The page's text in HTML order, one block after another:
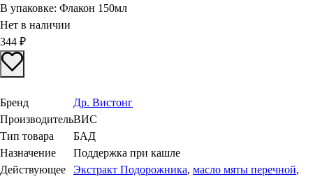
В упаковке: Флакон 150мл
Нет в наличии
344 ₽
Бренд
Др. Вистонг
ПроизводительВИС
Тип товара
БАД
Назначение
Поддержка при кашле
Действующее
Экстракт Подорожника, масло мяты перечной,